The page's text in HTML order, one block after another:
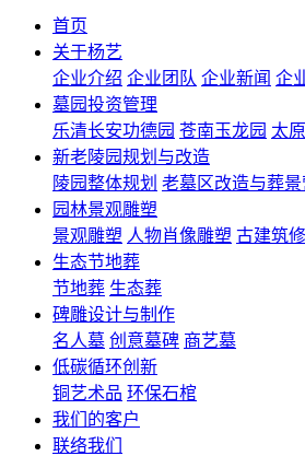
首页
关于杨艺
企业介绍 企业团队 企业新闻 企
墓园投资管理
乐清长安功德园 苍南玉龙园 太
新老陵园规划与改造
陵园整体规划 老墓区改造与葬
园林景观雕塑
景观雕塑 人物肖像雕塑 古建筑
生态节地葬
节地葬 生态葬
碑雕设计与制作
名人墓 创意墓碑 商艺墓
低碳循环创新
铜艺术品 环保石棺
我们的客户
联络我们